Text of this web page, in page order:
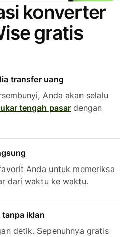
konverter
gratis
transfer uang
Anda akan selalu
tengah pasardengan
Anda untuk memeriksa
dari waktu ke waktu.
iklan
detik. Sepenuhnya gratis